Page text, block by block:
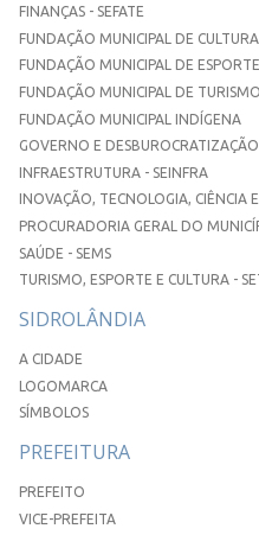
FINANÇAS - SEFATE
FUNDAÇÃO MUNICIPAL DE CULTURA
FUNDAÇÃO MUNICIPAL DE ESPORTE
FUNDAÇÃO MUNICIPAL DE TURISMO
FUNDAÇÃO MUNICIPAL INDÍGENA
GOVERNO E
INFRAESTRUTURA - SEINFRA
INOVAÇÃO, TECNOLOGIA, CIÊNCIA
PROCURADORIA GERAL DO
SAÚDE - SEMS
TURISMO, ESPORTE E CULTURA -
SIDROLÂNDIA
A CIDADE
LOGOMARCA
SÍMBOLOS
PREFEITURA
PREFEITO
VICE-PREFEITA